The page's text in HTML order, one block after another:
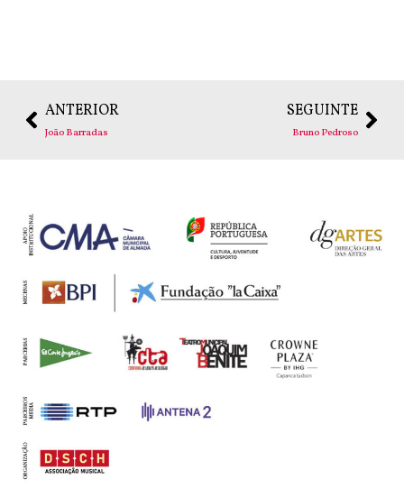
ANTERIOR
João Barradas
SEGUINTE
Bruno Pedroso